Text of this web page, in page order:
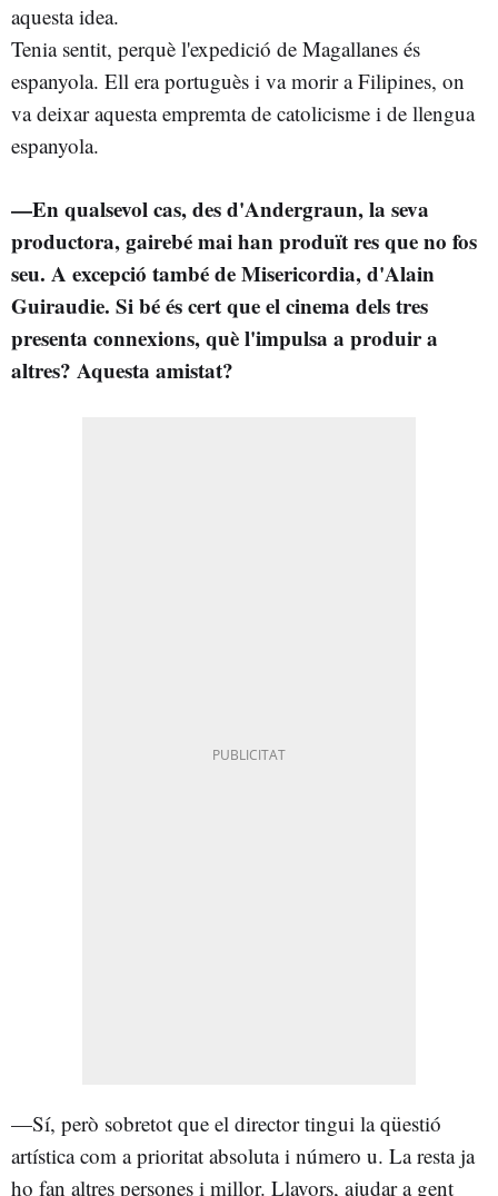
aquesta idea.
Tenia sentit, perquè l'expedició de Magallanes és
espanyola. Ell era portuguès i va morir a Filipines, on
va deixar aquesta empremta de catolicisme i de llengua
espanyola.
—En qualsevol cas, des d'Andergraun, la seva
productora, gairebé mai han produït res que no fos
seu. A excepció també de Misericordia, d'Alain
Guiraudie. Si bé és cert que el cinema dels tres
presenta connexions, què l'impulsa a produir a
altres? Aquesta amistat?
—Sí, però sobretot que el director tingui la qüestió
artística com a prioritat absoluta i número u. La resta ja
ho fan altres persones i millor. Llavors, ajudar a gent